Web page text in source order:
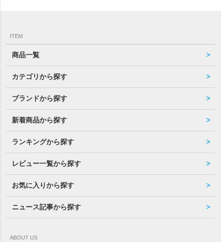
ITEM
商品一覧
カテゴリから探す
ブランドから探す
新着商品から探す
ランキングから探す
レビュー一覧から探す
お気に入りから探す
ニュース記事から探す
ABOUT US